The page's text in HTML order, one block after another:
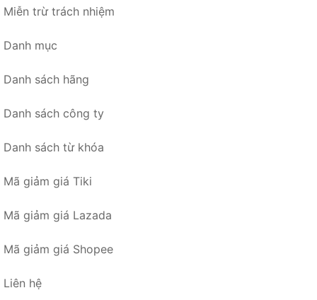
Miễn trừ trách nhiệm
Danh mục
Danh sách hãng
Danh sách công ty
Danh sách từ khóa
Mã giảm giá Tiki
Mã giảm giá Lazada
Mã giảm giá Shopee
Liên hệ